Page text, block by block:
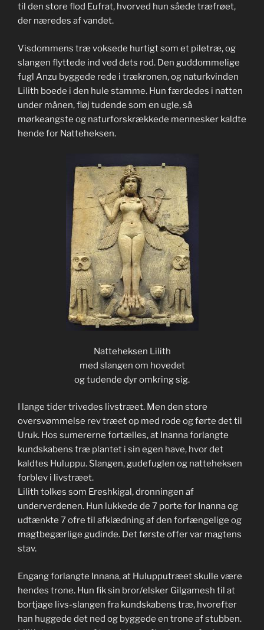
til den store flod Eufrat, hvorved hun såede træfrøet,
der næredes af vandet.
Visdommens træ voksede hurtigt som et piletræ, og
slangen flyttede ind ved dets rod. Den guddommelige
fugl Anzu byggede rede i trækronen, og naturkvinden
Lilith boede i den hule stamme. Hun færdedes i natten
under månen, fløj tudende som en ugle, så
mørkeangste og naturforskrækkede mennesker kaldte
hende for Natteheksen.
Natteheksen Lilith
med slangen om hovedet
og tudende dyr omkring sig.
I lange tider trivedes livstræet. Men den store
oversvømmelse rev træet op med rode og førte det til
Uruk. Hos sumererne fortælles, at Inanna forlangte
kundskabens træ plantet i sin egen have, hvor det
kaldtes Huluppu. Slangen, gudefuglen og natteheksen
forblev i livstræet.
Lilith tolkes som Ereshkigal, dronningen af
underverdenen. Hun lukkede de 7 porte for Inanna og
udtænkte 7 ofre til afklædning af den forfængelige og
magtbegærlige gudinde. Det første offer var magtens
stav.
Engang forlangte Innana, at Hulupputræet skulle være
hendes trone. Hun fik sin bror/elsker Gilgamesh til at
bortjage livs-slangen fra kundskabens træ, hvorefter
han huggede det ned og byggede en trone af stubben.